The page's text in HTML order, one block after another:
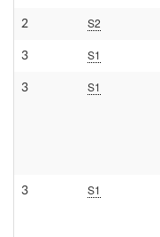
2 S2
3 S1
3 S1
3 S1